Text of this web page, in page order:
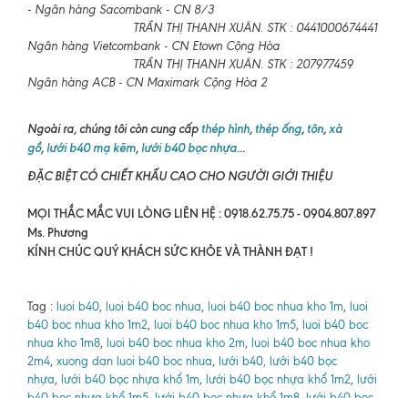
- Ngân hàng Sacombank - CN 8/3
TRẦN THỊ THANH XUÂN. STK : 0441000674441
Ngân hàng Vietcombank - CN Etown Cộng Hòa
TRẦN THỊ THANH XUÂN. STK : 207977459
Ngân hàng ACB - CN Maximark Cộng Hòa 2
Ngoài ra, chúng tôi còn cung cấp thép hình, thép ống, tôn, xà
gồ, lưới b40 mạ kẽm, lưới b40 bọc nhựa...
ĐẶC BIỆT CÓ CHIẾT KHẤU CAO CHO NGƯỜI GIỚI THIỆU
MỌI THẮC MẮC VUI LÒNG LIÊN HỆ : 0918.62.75.75 - 0904.807.897
Ms. Phương
KÍNH CHÚC QUÝ KHÁCH SỨC KHỎE VÀ THÀNH ĐẠT !
Tag : luoi b40, luoi b40 boc nhua, luoi b40 boc nhua kho 1m, luoi
b40 boc nhua kho 1m2, luoi b40 boc nhua kho 1m5, luoi b40 boc
nhua kho 1m8, luoi b40 boc nhua kho 2m, luoi b40 boc nhua kho
2m4, xuong dan luoi b40 boc nhua, lưới b40, lưới b40 bọc
nhựa, lưới b40 bọc nhựa khổ 1m, lưới b40 bọc nhựa khổ 1m2, lưới